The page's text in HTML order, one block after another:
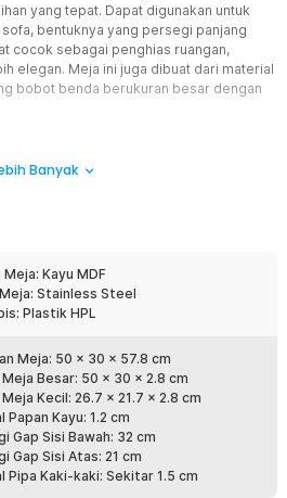
yang tepat. Dapat digunakan untuk
bentuknya yang persegi panjang
cocok sebagai penghias ruangan,
elegan. Meja ini juga dibuat dari material
bobot benda berukuran besar dengan
plastik HPL dengan motif marmer.
sebagai elemen dekoratif
memperkuat kesan estetika.
yang luas. Struktur C ini memberikan
menopang berbagai jenis barang
hingga alat tulis.
kayu MDF padat, sedangkan kaki
stainless steel yang tahan lama dan
ini menghasilkan meja yang kuat
Banyak
Meja: Kayu MDF
Stainless Steel
Plastik HPL
Meja: 50 x 30 x 57.8 cm
Meja Besar: 50 x 30 x 2.8 cm
Meja Kecil: 26.7 x 21.7 x 2.8 cm
Papan Kayu: 1.2 cm
Gap Sisi Bawah: 32 cm
Gap Sisi Atas: 21 cm
Pipa Kaki-kaki: Sekitar 1.5 cm